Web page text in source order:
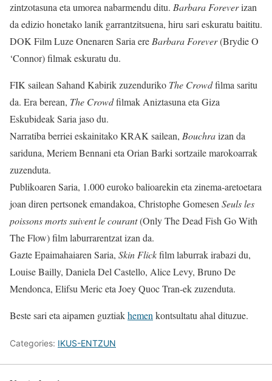
zintzotasuna eta umorea nabarmendu ditu. Barbara Foreverizan
da edizio honetako lanik garrantzitsuena, hiru sari eskuratu baititu.
DOK Film Luze Onenaren Saria ereBarbara Forever(Brydie O
‘Connor) filmak eskuratu du.
FIK sailean Sahand Kabirik zuzenduriko The Crowdfilma saritu
da. Era berean, The Crowdfilmak Aniztasuna eta Giza
Eskubideak Saria jaso du.
Narratiba berriei eskainitako KRAK sailean, Bouchraizan da
sariduna, Meriem Bennani eta Orian Barki sortzaile marokoarrak
zuzenduta.
Publikoaren Saria, 1.000 euroko balioarekin eta zinema-aretoetara
joan diren pertsonek emandakoa, Christophe GomesenSeuls les
poissons morts suivent le courant(Only The Dead Fish Go With
The Flow) film laburrarentzat izan da.
Gazte Epaimahaiaren Saria, Skin Flickfilm laburrak irabazi du,
Louise Bailly, Daniela Del Castello, Alice Levy, Bruno De
Mendonca, Elifsu Meric eta Joey Quoc Tran-ek zuzenduta.
Beste sari eta aipamen guztiakhemenkontsultatu ahal dituzue.
Categories: IKUS-ENTZUN